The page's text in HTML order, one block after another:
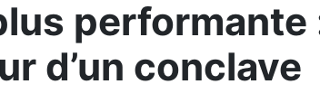
performante
d’un conclave